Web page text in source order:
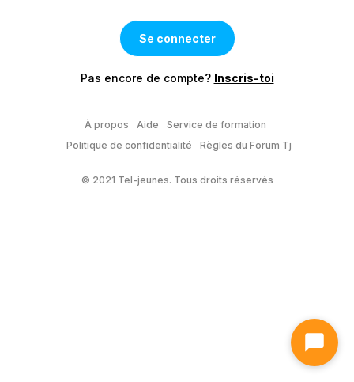
Pas encore de compte? Inscris-toi
À propos Aide
Service de formation
Politique de confidentialité
Règles du Forum Tj
© 2021 Tel-jeunes. Tous droits réservés